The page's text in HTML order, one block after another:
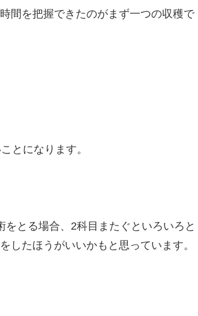
間を把握できたのがまず一つの収穫で
とになります。
とる場合、2科目またぐといろいろと
したほうがいいかもと思っています。